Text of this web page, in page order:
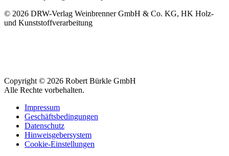
© 2026 DRW-Verlag Weinbrenner GmbH & Co. KG, HK Holz-
und Kunststoffverarbeitung
Copyright © 2026 Robert Bürkle GmbH
Alle Rechte vorbehalten.
Impressum
Geschäftsbedingungen
Datenschutz
Hinweisgebersystem
Cookie-Einstellungen